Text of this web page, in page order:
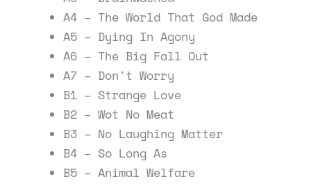
A4 – The World That God Made
A5 – Dying In Agony
A6 – The Big Fall Out
A7 – Don't Worry
B1 – Strange Love
B2 – Wot No Meat
B3 – No Laughing Matter
B4 – So Long As
B5 – Animal Welfare